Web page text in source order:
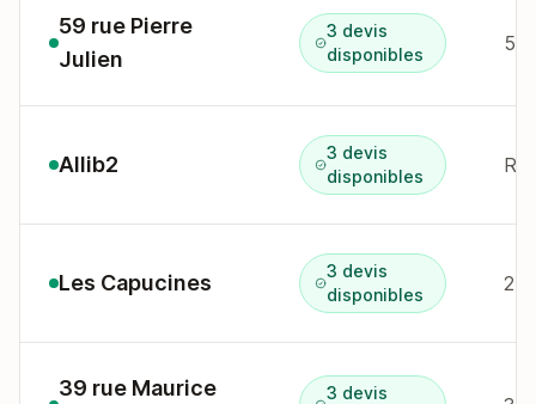
59 rue Pierre
Julien
3 devis
disponibles
59
Allib2
3 devis
disponibles
Les Capucines
3 devis
disponibles
25
39 rue Maurice 3 devis